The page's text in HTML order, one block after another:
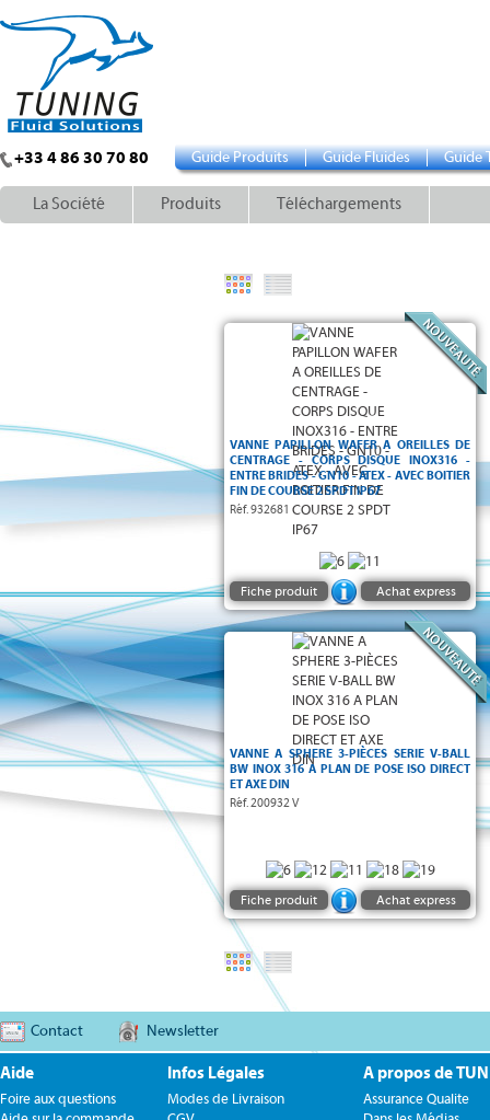
+33 4 86 30 70 80 Guide Produits Guide Fluides Guide
La Société Produits Téléchargements
VANNE PAPILLON WAFER A OREILLES DE
CENTRAGE - CORPS DISQUE INOX316 -
ENTRE BRIDES - GN10 - ATEX - AVEC BOITIER
FIN DE COURSE 2 SPDT IP67
Réf. 932681
Fiche produit Achat express
VANNE A SPHERE 3-PIÈCES SERIE V-BALL
BW INOX 316 A PLAN DE POSE ISO DIRECT
ET AXE DIN
Réf. 200932 V
Fiche produit Achat express
Série V-ball
Vanne à sphère 2 voies
intégral
Type 3-pièces - Version
ATEX II2 G/D
Corps, sphère et axe en acier inox
- Sièges TFM1600 - O-rings en FKM
Raccordement à souder BW
-
Platine ISO 5211
et axe selon DIN 3337
pour
assemblage
DIRECT
avec actionneur
Contact Newsletter
Aide
Foire aux questions
Infos Légales
Modes de Livraison
A propos de
Assurance Qualite